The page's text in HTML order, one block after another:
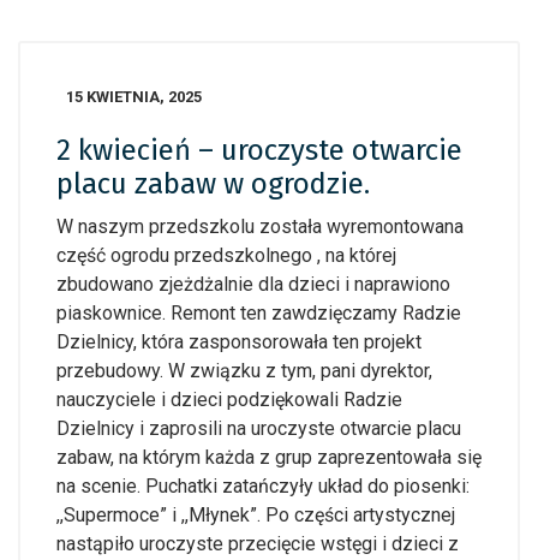
15 KWIETNIA, 2025
2 kwiecień – uroczyste otwarcie
placu zabaw w ogrodzie.
W naszym przedszkolu została wyremontowana
część ogrodu przedszkolnego , na której
zbudowano zjeżdżalnie dla dzieci i naprawiono
piaskownice. Remont ten zawdzięczamy Radzie
Dzielnicy, która zasponsorowała ten projekt
przebudowy. W związku z tym, pani dyrektor,
nauczyciele i dzieci podziękowali Radzie
Dzielnicy i zaprosili na uroczyste otwarcie placu
zabaw, na którym każda z grup zaprezentowała się
na scenie. Puchatki zatańczyły układ do piosenki:
,,Supermoce” i ,,Młynek”. Po części artystycznej
nastąpiło uroczyste przecięcie wstęgi i dzieci z